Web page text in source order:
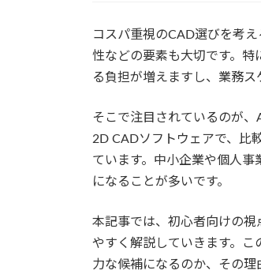
コスパ重視のCAD選びを考
性などの要素も大切です。
る負担が増えますし、業務ス
そこで注目されているのが、
2D CADソフトウェアで、比
ています。中小企業や個人
になることが多いです。
本記事では、初心者向けの視
やすく解説していきます。こ
力な候補になるのか、その